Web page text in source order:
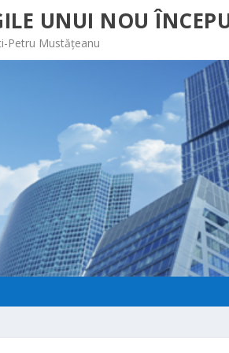
UNUI NOU
Petru Mustățeanu